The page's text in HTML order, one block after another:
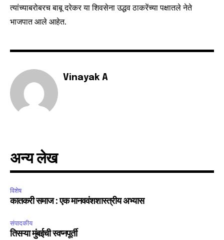
Join our community of
SUBSCRIBERS and be part of the
To subscribe, simply enter your email address on our website
your privacy and won't spam your inbox. Your information is
safe with us.
6,300
Fans
त्यांच्याबरोबरच बाबू दरेकर या शिवसेना उद्धव ठाकरेंच्या पक्षातले नेते
भाजपात आले आहेत.
Vinayak A
अन्य लेख
विशेष
कातकरी समाज : एक मानववंशशास्त्रीय अभ्यास
संपादकीय
तिसऱ्या मुंबईची स्वप्नपूर्ती